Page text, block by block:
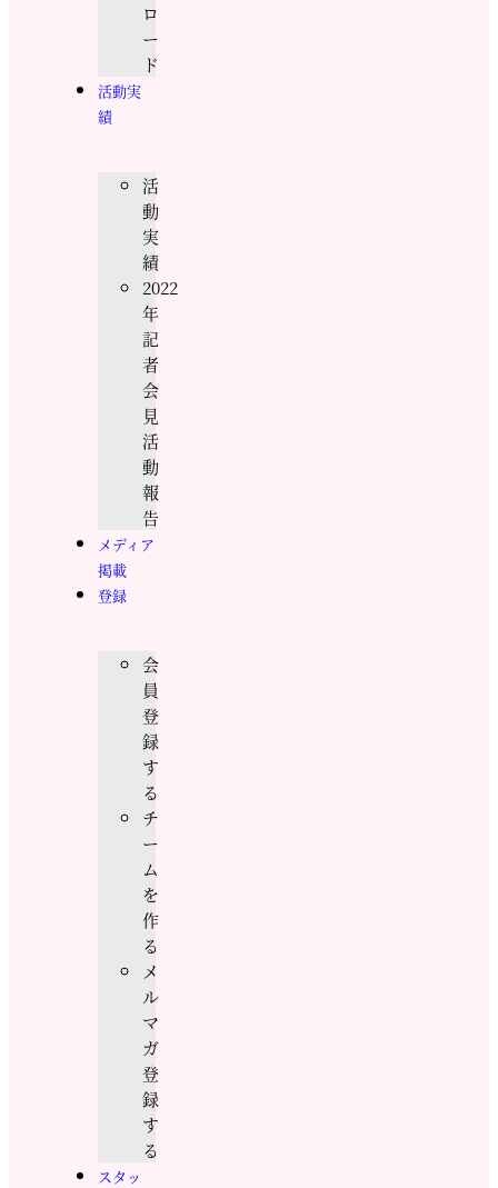
ロ
ー
ド
活動実
績
活
動
実
績
2022
年
記
者
会
見
活
動
報
告
メディア
掲載
登録
会
員
登
録
す
る
チ
ー
ム
を
作
る
メ
ル
マ
ガ
登
録
す
る
スタッ